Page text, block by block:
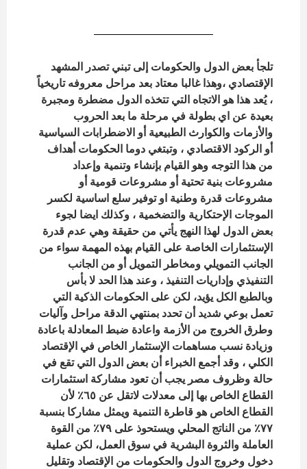
تلجأ بعض الدول والحكومات إلى تبني تصدر المشهد
الإقتصادي ،وهذا غالبا معتاد بعد مراحل معروفه تاريخياً
، يُعد هذا هو الاتجاه التي تتخذه الدول مضطرة ومجبرة
بعيدة عن اي بطولة في مرحلة ما بعد الحروب
والأزمات والكوارث الطبيعية أو الاضطرابات السياسية
أو الركود الاقتصادي ، وتبتغي دوما الحكومات أهداف
من هذا التوجه وهو القيام بإنشاء وتنمية وإعداد
مشروعات بنية تحتية أو مشروعات قومية أو
مشروعات قدرة وطنية او توفير سلع اساسية لكسر
الموجات الإحتكارية والتضخمية ، وكذلك ايضا لجوء
بعض الدول لهذا النهج يأتي من حقيقة وهي عدم قدرة
الإستثمارات الخاصة على القيام بهذه المهمة سواء من
الجانب التمويلي ومخاطر التمويل أو من الجانب
التنفيذي وإداريات التنفيذ ، وعند هذا الحد لا بأس
وبالطبع الكل يؤيد، لكن على الحكومات الذكية التي
تعمل بوعي شديد أن تحدد بمنتهي الدقة مراحل وآليات
وطرق الخروج من الأزمة واعادة ضبط المعادلة باعادة
وزيادة نسب مساهمات الإستثمار الخاص في الإقتصاد
الكلي ، وقد أجمع الخبراء أن بعض الدول التي تقع في
حالة وظروف مصر يجب أن تعود مشاركة استثمارات
القطاع الخاص بها إلى معدلات لاتقل عن ٦٥٪؜ لأن
القطاع الخاص هو قاطرة التنمية ويمثل مشاركا بنسبة
٧٧٪؜ من الناتج المحلي ويستحوذ على ٧٩٪؜ من القوة
العاملة والثروة البشرية في سوق العمل، لكن عملية
دخول وخروج الدول والحكومات من الإقتصاد وتقليل